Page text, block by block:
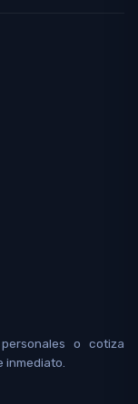
o cotiza
inmediato.